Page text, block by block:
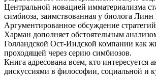
Центральной новацией имматериализма
симбиоза, заимствованная у биолога
Аргументированное обсуждение
Харман дополняет обстоятельным
Голландской Ост-Индской компании как
проходящей через серию симбиозов.
Книга адресована всем, кто интересуется
дискуссиями в философии, социальной и